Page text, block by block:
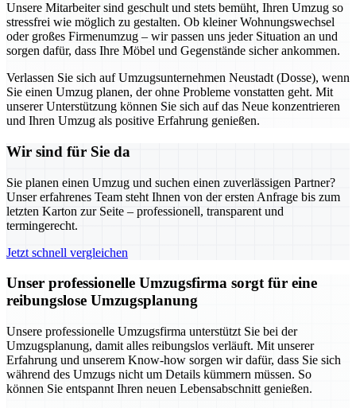
Unsere Mitarbeiter sind geschult und stets bemüht, Ihren Umzug so
stressfrei wie möglich zu gestalten. Ob kleiner Wohnungswechsel
oder großes Firmenumzug – wir passen uns jeder Situation an und
sorgen dafür, dass Ihre Möbel und Gegenstände sicher ankommen.
Verlassen Sie sich auf Umzugsunternehmen Neustadt (Dosse), wenn
Sie einen Umzug planen, der ohne Probleme vonstatten geht. Mit
unserer Unterstützung können Sie sich auf das Neue konzentrieren
und Ihren Umzug als positive Erfahrung genießen.
Wir sind für Sie da
Sie planen einen Umzug und suchen einen zuverlässigen Partner?
Unser erfahrenes Team steht Ihnen von der ersten Anfrage bis zum
letzten Karton zur Seite – professionell, transparent und
termingerecht.
Jetzt schnell vergleichen
Unser professionelle Umzugsfirma sorgt für eine
reibungslose Umzugsplanung
Unsere professionelle Umzugsfirma unterstützt Sie bei der
Umzugsplanung, damit alles reibungslos verläuft. Mit unserer
Erfahrung und unserem Know-how sorgen wir dafür, dass Sie sich
während des Umzugs nicht um Details kümmern müssen. So
können Sie entspannt Ihren neuen Lebensabschnitt genießen.